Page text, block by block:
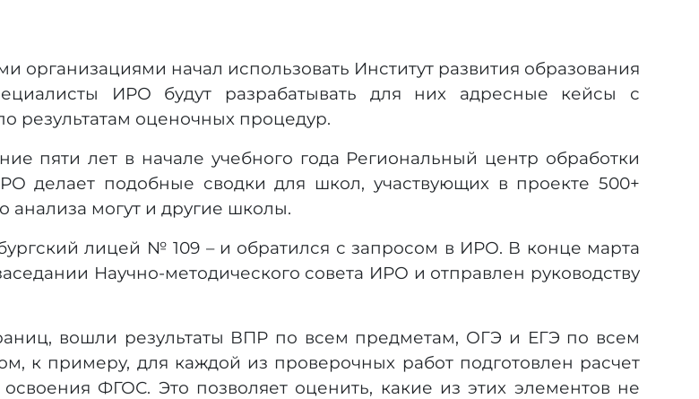
организациями начал использовать Институт развития образования
ИРО будут разрабатывать для них адресные кейсы с
результатам оценочных процедур.
пяти лет в начале учебного года Региональный центр обработки
делает подобные сводки для школ, участвующих в проекте 500+
анализа могут и другие школы.
лицей № 109 – и обратился с запросом в ИРО. В конце марта
Научно-методического совета ИРО и отправлен руководству
вошли результаты ВПР по всем предметам, ОГЭ и ЕГЭ по всем
к примеру, для каждой из проверочных работ подготовлен расчет
ФГОС. Это позволяет оценить, какие из этих элементов не